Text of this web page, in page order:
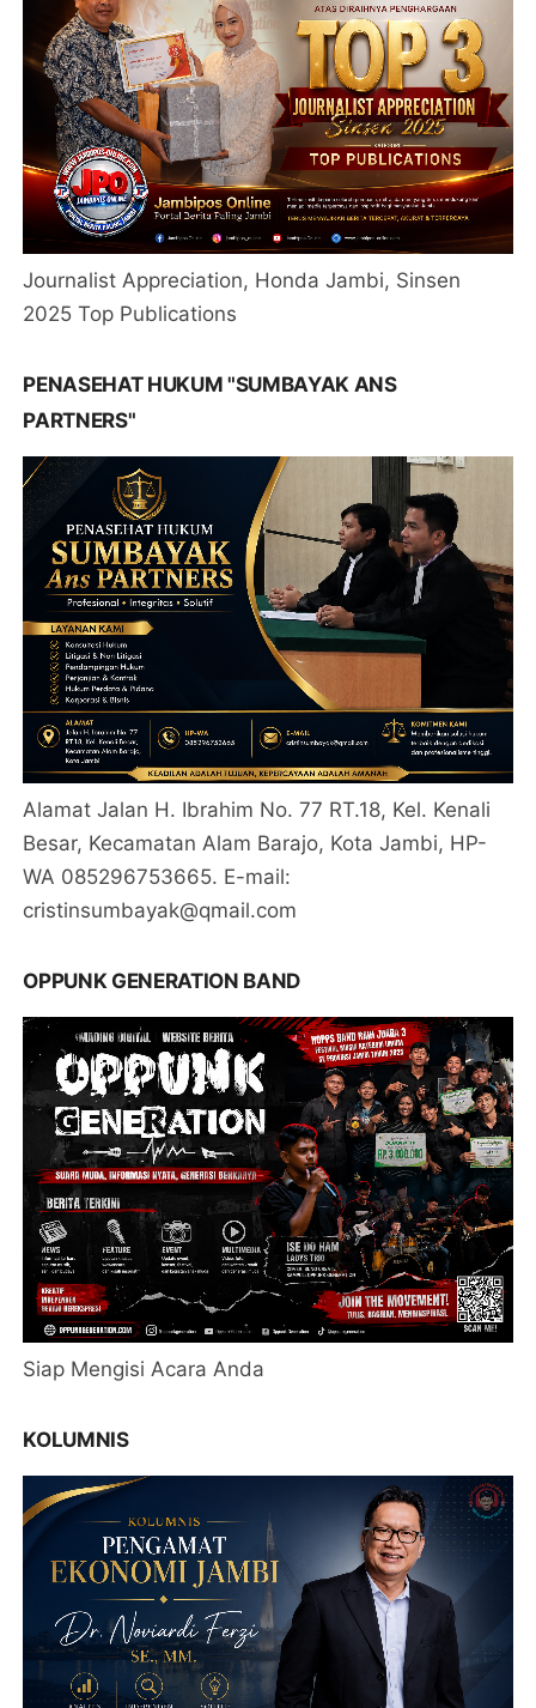
Journalist Appreciation, Honda Jambi, Sinsen
2025 Top Publications
PENASEHAT HUKUM "SUMBAYAK ANS
PARTNERS"
Alamat Jalan H. Ibrahim No. 77 RT.18, Kel. Kenali
Besar, Kecamatan Alam Barajo, Kota Jambi, HP-
WA 085296753665. E-mail:
cristinsumbayak@qmail.com
OPPUNK GENERATION BAND
Siap Mengisi Acara Anda
KOLUMNIS